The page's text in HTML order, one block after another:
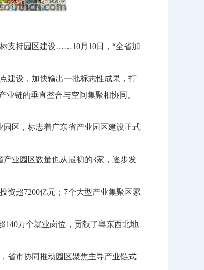
支持园区建设……10月10日，“全省加
建设，加快输出一批标志性成果，打
链的垂直整合与空间集聚相协同。
区，标志着广东省产业园区建设正式
业园区数量也从最初的3家，逐步发
超7200亿元；7个大型产业集聚区累
万个就业岗位，贡献了粤东西北地
省市协同推动园区聚焦主导产业链式